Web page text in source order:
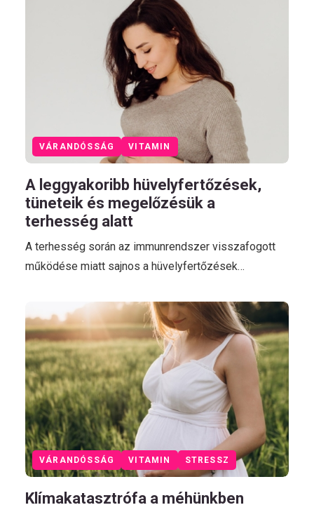
VÁRANDÓSSÁG VITAMIN
A leggyakoribb hüvelyfertőzések,
tüneteik és megelőzésük a
terhesség alatt
A terhesség során az immunrendszer visszafogott
működése miatt sajnos a hüvelyfertőzések…
VÁRANDÓSSÁG VITAMIN STRESSZ
Klímakatasztrófa a méhünkben